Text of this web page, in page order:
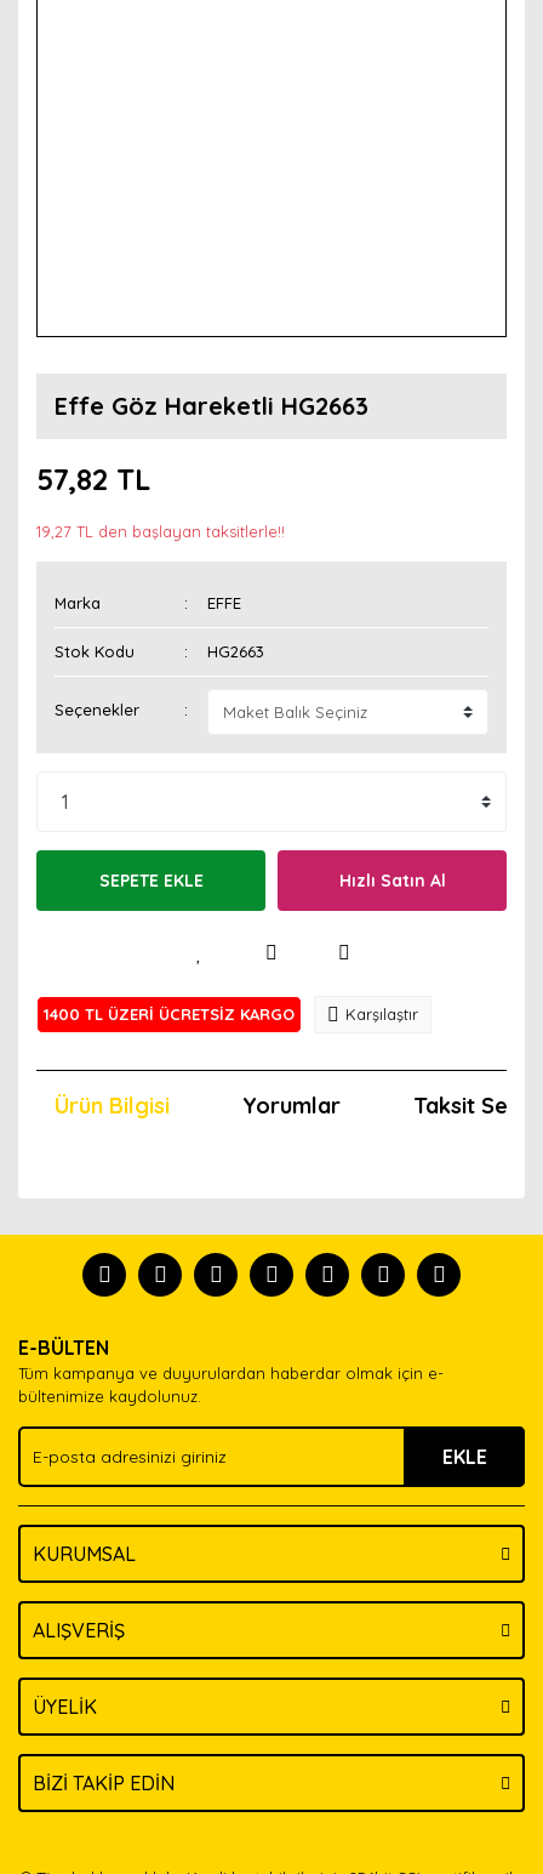
Effe Göz Hareketli HG2663
57,82 TL
19,27 TL den başlayan taksitlerle!!
Marka EFFE
Stok Kodu HG2663
Seçenekler
SEPETE EKLE Hızlı Satın Al
1400 TL ÜZERİ ÜCRETSİZ KARGO Karşılaştır
Ürün Bilgisi Yorumlar Taksit
tanısın.
formunu kullanarak tarafımıza iletebilirsiniz.
Görüş ve önerileriniz için teşekkür ederiz.
Ürün açıklamasında eksik bilgiler bulunuyor.
Ürün bilgilerinde hatalar bulunuyor.
Ürün fiyatı diğer sitelerden daha pahalı.
Bu ürüne benzer farklı alternatifler olmalı.
E-BÜLTEN
Tüm kampanya ve duyurulardan haberdar olmak için e-
bültenimize kaydolunuz.
EKLE
KURUMSAL
ALIŞVERİŞ
ÜYELİK
BİZİ TAKİP EDİN